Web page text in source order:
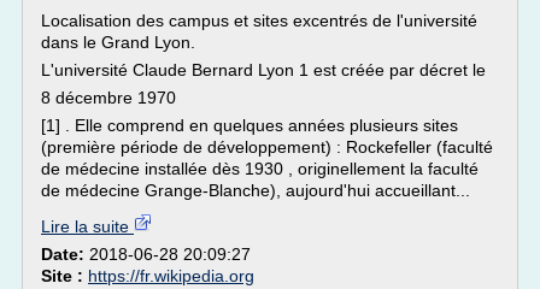
Localisation des campus et sites excentrés de l'université
dans le Grand Lyon.
L'université Claude Bernard Lyon 1 est créée par décret le
8 décembre 1970
[1] . Elle comprend en quelques années plusieurs sites
(première période de développement) : Rockefeller (faculté
de médecine installée dès 1930 , originellement la faculté
de médecine Grange-Blanche), aujourd'hui accueillant...
Lire la suite
Date: 2018-06-28 20:09:27
Site : https://fr.wikipedia.org